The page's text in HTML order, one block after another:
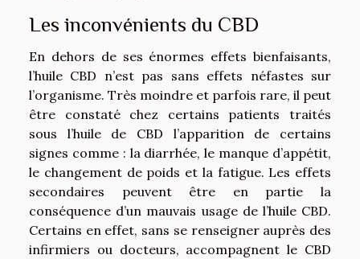
Les inconvénients du CBD
En dehors de ses énormes effets bienfaisants,
l’huile CBD n’est pas sans effets néfastes sur
l’organisme. Très moindre et parfois rare, il peut
être constaté chez certains patients traités
sous l’huile de CBD l’apparition de certains
signes comme : la diarrhée, le manque d’appétit,
le changement de poids et la fatigue. Les effets
secondaires peuvent être en partie la
conséquence d’un mauvais usage de l’huile CBD.
Certains en effet, sans se renseigner auprès des
infirmiers ou docteurs, accompagnent le CBD